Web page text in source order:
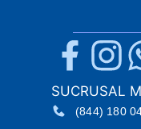
SUCRUSAL
(844) 180